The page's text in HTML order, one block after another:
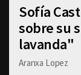
Sofía
sobre su
lavanda"
Aranxa Lopez